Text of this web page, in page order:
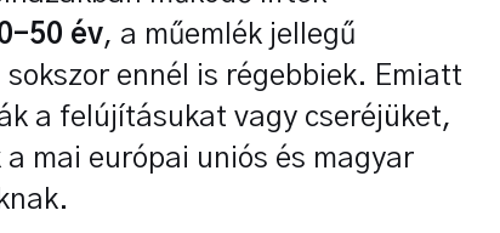
év, a műemlék jellegű
ennél is régebbiek. Emiatt
a felújításukat vagy cseréjüket,
mai európai uniós és magyar